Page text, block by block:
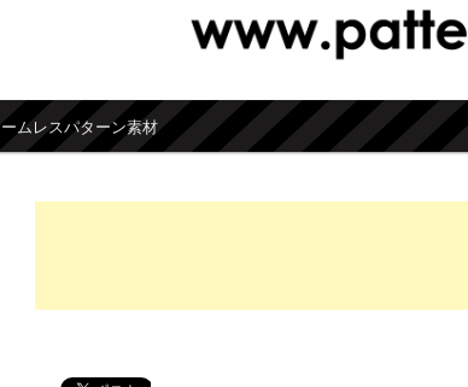
ツへ移動
へ移動
ムレスパターン素材